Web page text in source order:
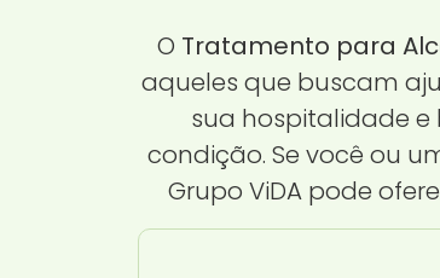
O Tratamento para
aqueles que buscam
sua hospitalidade
condição. Se você ou
Grupo ViDA pode